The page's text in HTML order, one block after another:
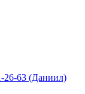
26-63 (Даниил)